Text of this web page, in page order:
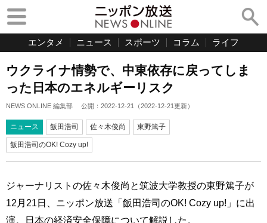
エンタメ ニュース スポーツ コラム ライフ
ウクライナ情勢で、中東依存に戻ってしま
った日本のエネルギーリスク
NEWS ONLINE 編集部 公開： 2022-12-21 （2022-12-21更新）
ニュース 飯田浩司 佐々木俊尚 東野篤子
飯田浩司のOK! Cozy up!
ジャーナリストの佐々木俊尚と筑波大学教授の東野篤子が
12月21日、ニッポン放送「飯田浩司のOK! Cozy up!」に出
演。日本の経済安全保障について解説した。